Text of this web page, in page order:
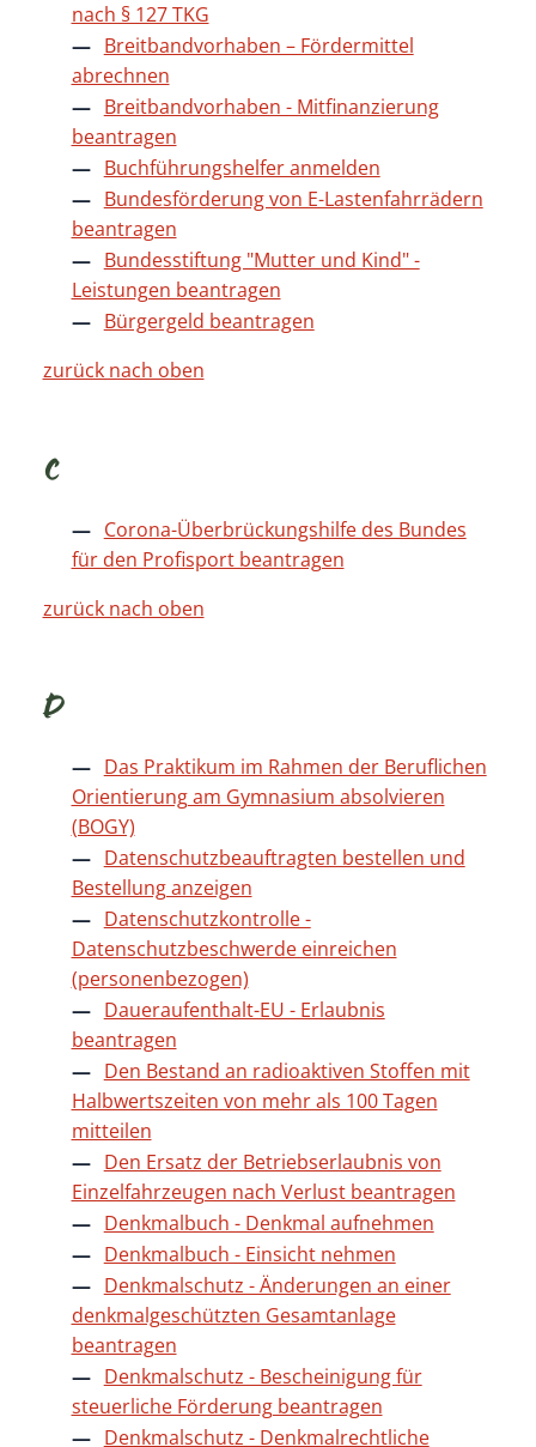
nach § 127 TKG
Breitbandvorhaben – Fördermittel
abrechnen
Breitbandvorhaben - Mitfinanzierung
beantragen
Buchführungshelfer anmelden
Bundesförderung von E-Lastenfahrrädern
beantragen
Bundesstiftung "Mutter und Kind" -
Leistungen beantragen
Bürgergeld beantragen
zurück nach oben
C
Corona-Überbrückungshilfe des Bundes
für den Profisport beantragen
zurück nach oben
D
Das Praktikum im Rahmen der Beruflichen
Orientierung am Gymnasium absolvieren
(BOGY)
Datenschutzbeauftragten bestellen und
Bestellung anzeigen
Datenschutzkontrolle -
Datenschutzbeschwerde einreichen
(personenbezogen)
Daueraufenthalt-EU - Erlaubnis
beantragen
Den Bestand an radioaktiven Stoffen mit
Halbwertszeiten von mehr als 100 Tagen
mitteilen
Den Ersatz der Betriebserlaubnis von
Einzelfahrzeugen nach Verlust beantragen
Denkmalbuch - Denkmal aufnehmen
Denkmalbuch - Einsicht nehmen
Denkmalschutz - Änderungen an einer
denkmalgeschützten Gesamtanlage
beantragen
Denkmalschutz - Bescheinigung für
steuerliche Förderung beantragen
Denkmalschutz - Denkmalrechtliche